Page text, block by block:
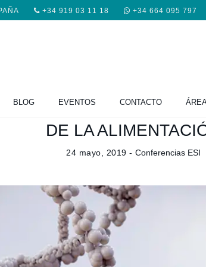
+34 919 03 11 18 +34 664 095 797
BLOG EVENTOS CONTACTO
POTENCIA
DE LA
24 mayo, 2019 - Conferencias ESI